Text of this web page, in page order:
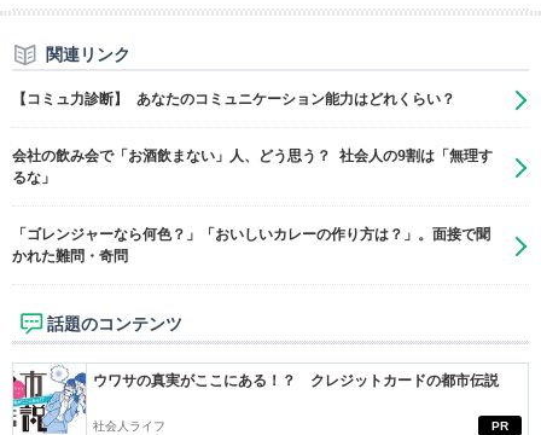
関連リンク
【コミュ力診断】 あなたのコミュニケーション能力はどれくらい？
会社の飲み会で「お酒飲まない」人、どう思う？ 社会人の9割は「無理す
るな」
「ゴレンジャーなら何色？」「おいしいカレーの作り方は？」。面接で聞
かれた難問・奇問
話題のコンテンツ
PR
ウワサの真実がここにある！？ クレジットカードの都市伝説
社会人ライフ